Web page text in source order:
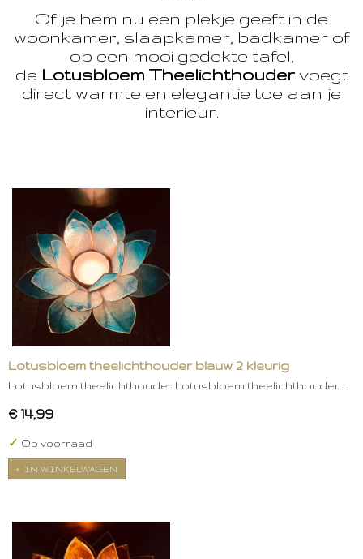
Of je hem nu een plekje geeft in de
woonkamer, slaapkamer, badkamer of
op een mooi gedekte tafel,
de Lotusbloem Theelichthoudervoegt
direct warmte en elegantie toe aan je
interieur.
Lotusbloem theelichthouder blauw 2 kleurig
Lotusbloem theelichthouder Lotusbloem theelichthouder…
€ 14,99
✓ Op voorraad
IN WINKELWAGEN